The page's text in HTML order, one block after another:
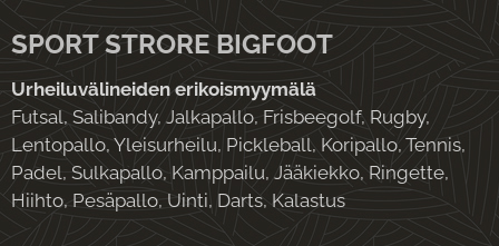
SPORT STRORE BIGFOOT
Urheiluvälineiden erikoismyymälä
Futsal, Salibandy, Jalkapallo, Frisbeegolf, Rugby,
Lentopallo, Yleisurheilu, Pickleball, Koripallo, Tennis,
Padel, Sulkapallo, Kamppailu, Jääkiekko, Ringette,
Hiihto, Pesäpallo, Uinti, Darts, Kalastus